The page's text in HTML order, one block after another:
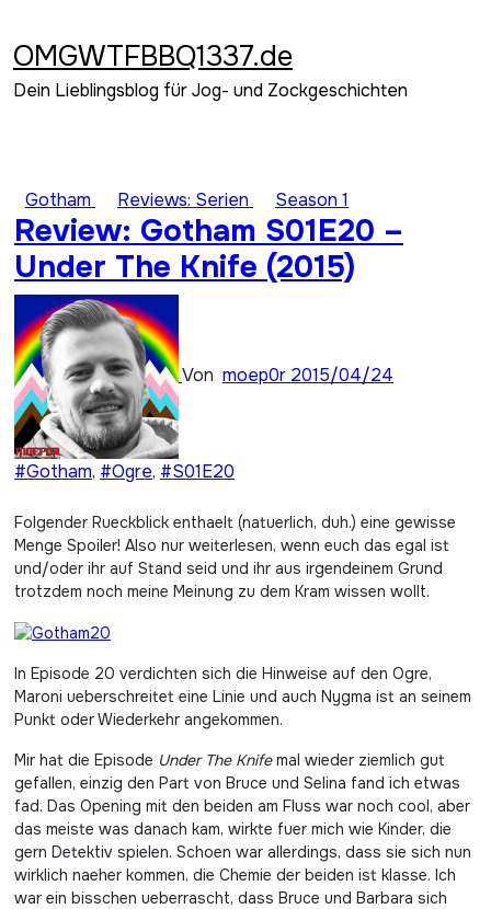
springen
OMGWTFBBQ1337.de
Dein Lieblingsblog für Jog- und Zockgeschichten
Gotham Reviews: Serien Season 1
Review: Gotham S01E20 –
Under The Knife (2015)
Von moep0r 2015/04/24
#Gotham, #Ogre, #S01E20
Folgender Rueckblick enthaelt (natuerlich, duh.) eine gewisse
Menge Spoiler! Also nur weiterlesen, wenn euch das egal ist
und/oder ihr auf Stand seid und ihr aus irgendeinem Grund
trotzdem noch meine Meinung zu dem Kram wissen wollt.
In Episode 20 verdichten sich die Hinweise auf den Ogre,
Maroni ueberschreitet eine Linie und auch Nygma ist an seinem
Punkt oder Wiederkehr angekommen.
Mir hat die Episode Under The Knifemal wieder ziemlich gut
gefallen, einzig den Part von Bruce und Selina fand ich etwas
fad. Das Opening mit den beiden am Fluss war noch cool, aber
das meiste was danach kam, wirkte fuer mich wie Kinder, die
gern Detektiv spielen. Schoen war allerdings, dass sie sich nun
wirklich naeher kommen, die Chemie der beiden ist klasse. Ich
war ein bisschen ueberrascht, dass Bruce und Barbara sich